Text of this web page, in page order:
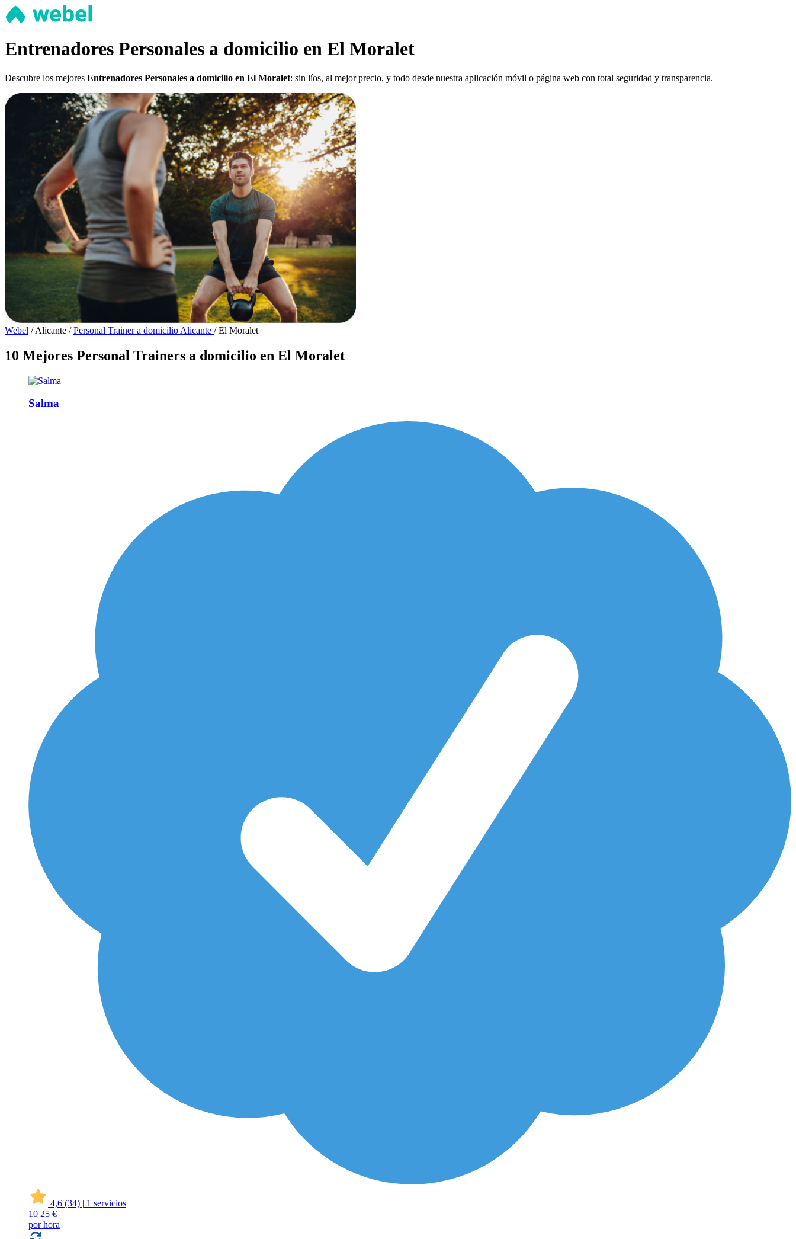
Entrenadores Personales a domicilio en El Moralet
Descubre los mejores Entrenadores Personales a domicilio en El Moralet: sin líos, al mejor precio, y todo desde nuestra aplicación móvil o página web con total seguridad y transparencia.
Webel / Alicante / Personal Trainer a domicilio Alicante / El Moralet
10 Mejores Personal Trainers a domicilio en El Moralet
Salma
4,6 (34) | 1 servicios
10 25 €
por hora